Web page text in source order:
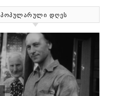
ᲞᲝᲞᲣᲚᲐᲠᲣᲚᲘ ᲓᲦᲔᲡ